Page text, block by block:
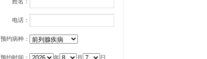
姓名：
电话：
预约病种：
预约时间： 年 月 日